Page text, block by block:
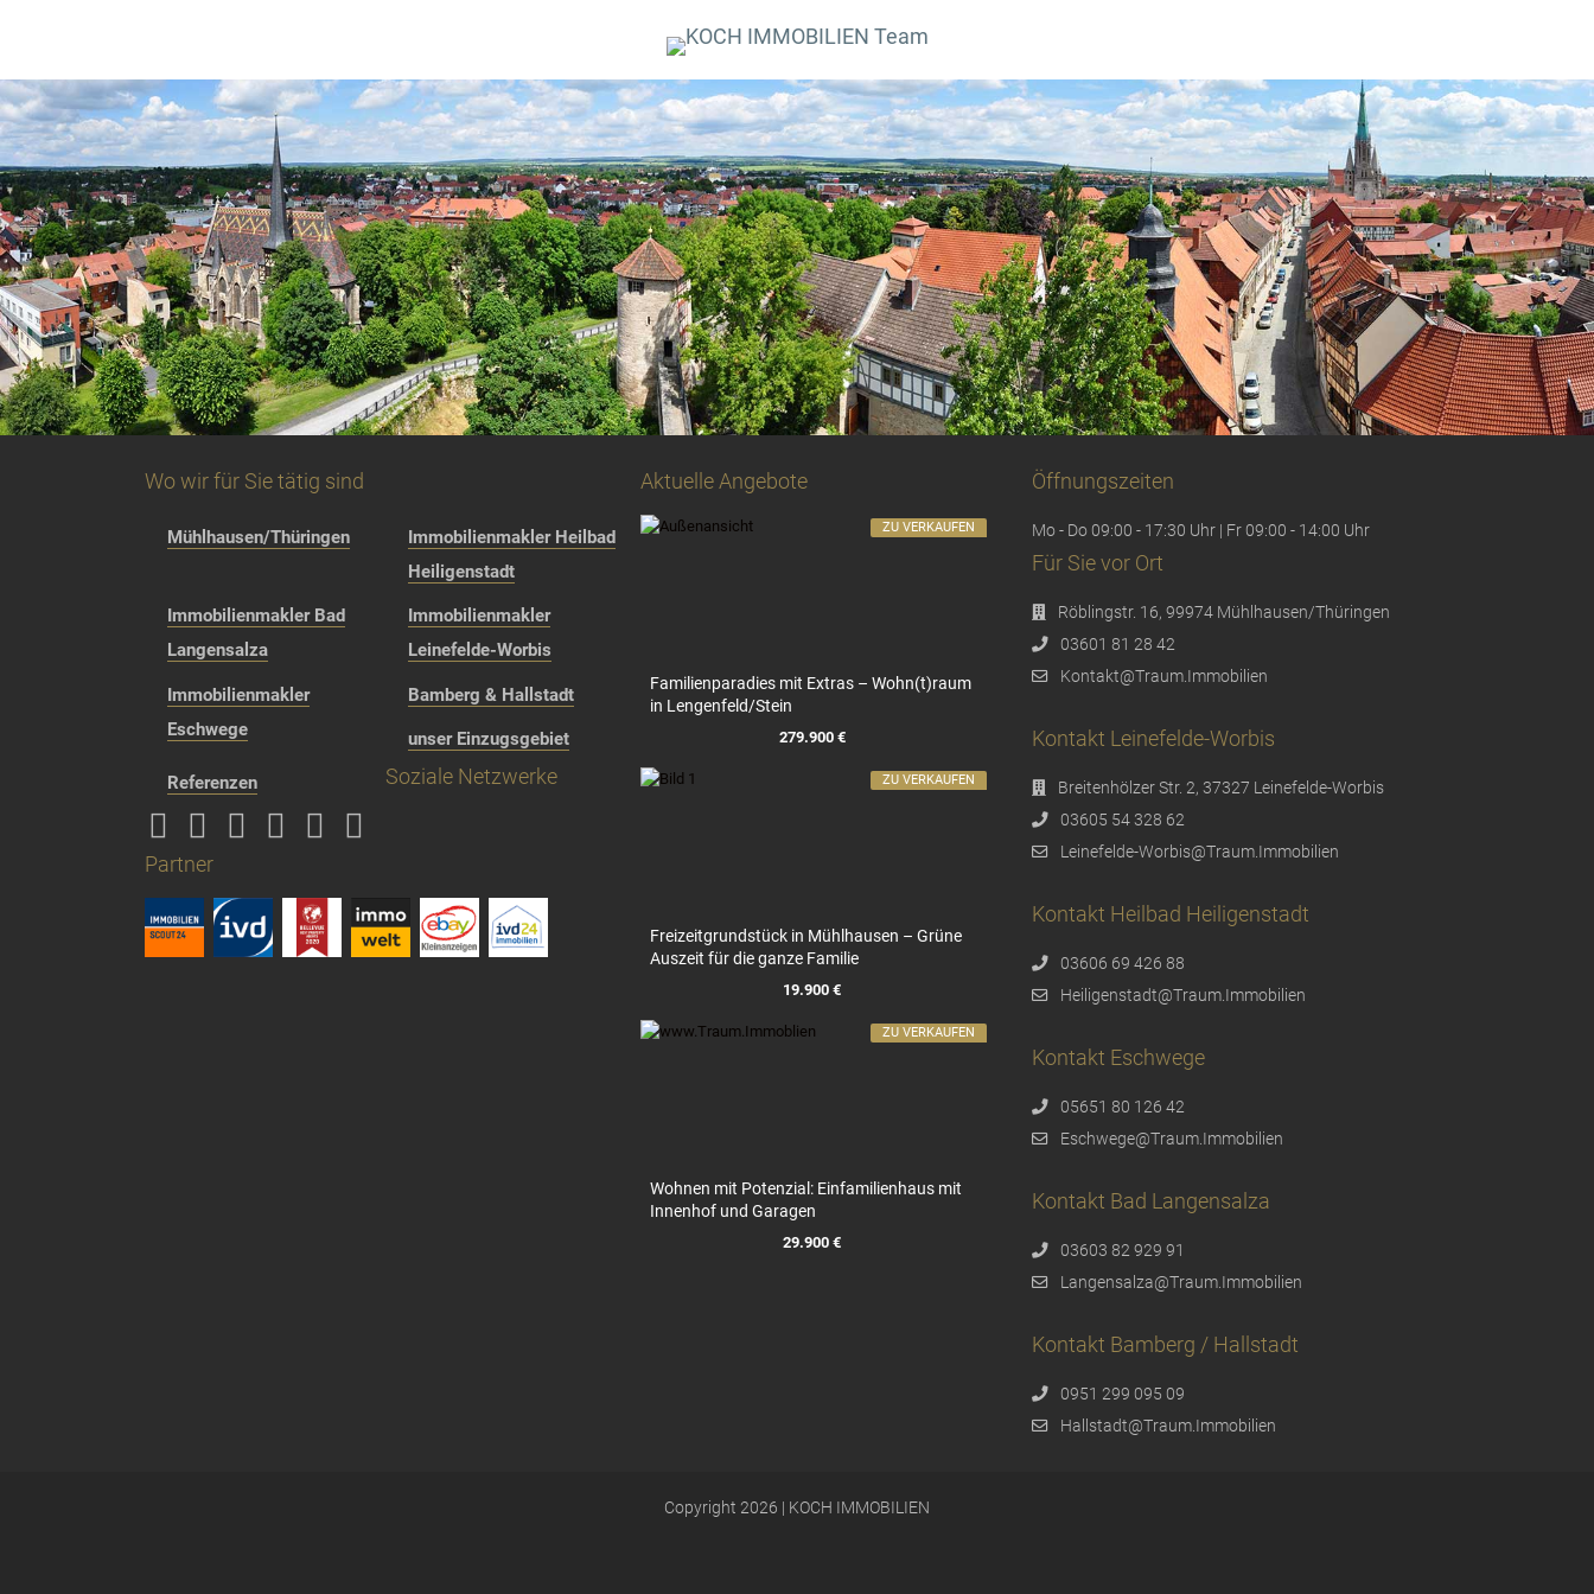
Wo wir für Sie tätig sind
Mühlhausen/Thüringen
Immobilienmakler Heilbad
Heiligenstadt
Immobilienmakler Bad
Langensalza
Immobilienmakler
Leinefelde-Worbis
Immobilienmakler
Eschwege
Bamberg & Hallstadt
unser Einzugsgebiet
Referenzen Soziale Netzwerke
Partner
Aktuelle Angebote
Familienparadies mit Extras – Wohn(t)raum
in Lengenfeld/Stein
279.900 €
ZU VERKAUFEN
Freizeitgrundstück in Mühlhausen – Grüne
Auszeit für die ganze Familie
19.900 €
ZU VERKAUFEN
Wohnen mit Potenzial: Einfamilienhaus mit
Innenhof und Garagen
29.900 €
ZU VERKAUFEN
Öffnungszeiten
Mo - Do 09:00 - 17:30 Uhr | Fr 09:00 - 14:00 Uhr
Für Sie vor Ort
Röblingstr. 16, 99974 Mühlhausen/Thüringen
03601 81 28 42
Kontakt@Traum.Immobilien
Kontakt Leinefelde-Worbis
Breitenhölzer Str. 2, 37327 Leinefelde-Worbis
03605 54 328 62
Leinefelde-Worbis@Traum.Immobilien
Kontakt Heilbad Heiligenstadt
03606 69 426 88
Heiligenstadt@Traum.Immobilien
Kontakt Eschwege
05651 80 126 42
Eschwege@Traum.Immobilien
Kontakt Bad Langensalza
03603 82 929 91
Langensalza@Traum.Immobilien
Kontakt Bamberg / Hallstadt
0951 299 095 09
Hallstadt@Traum.Immobilien
Copyright 2026 | KOCH IMMOBILIEN